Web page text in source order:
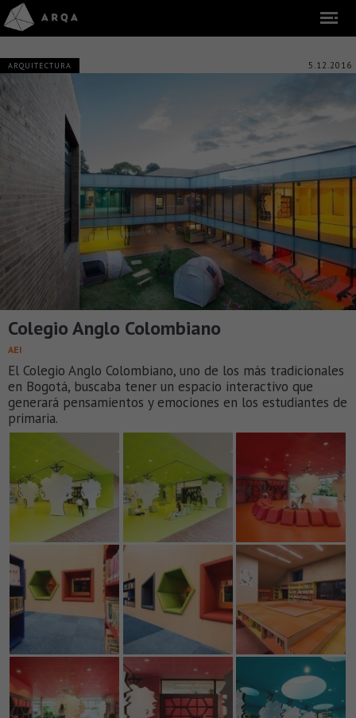
ARQUITECTURA 5.12.2016
Colegio Anglo Colombiano
AEI
El Colegio Anglo Colombiano, uno de los más tradicionales
en Bogotá, buscaba tener un espacio interactivo que
generará pensamientos y emociones en los estudiantes de
primaria.